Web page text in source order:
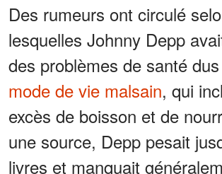
Des rumeurs ont circulé
lesquelles Johnny Depp
des problèmes de santé
mode de vie malsain, qui
excès de boisson et de
une source, Depp pesait
livres et manquait